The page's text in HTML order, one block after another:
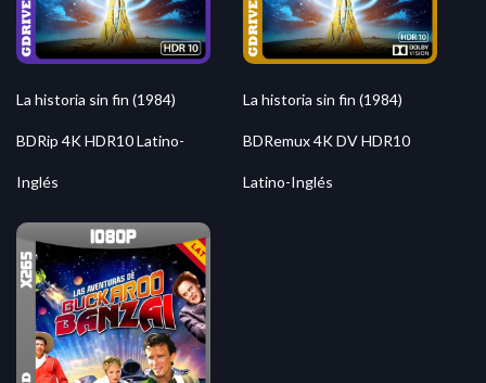
La historia sin fin (1984)
BDRip 4K HDR10 Latino-
Inglés
La historia sin fin (1984)
BDRemux 4K DV HDR10
Latino-Inglés